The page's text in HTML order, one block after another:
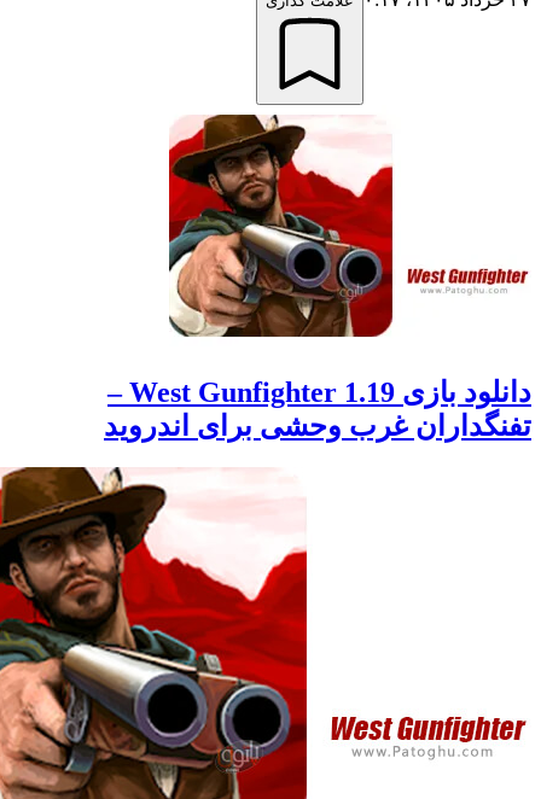
دانلود بازی West Gunfighter 1.19 –
غرب وحشی برای اندروید